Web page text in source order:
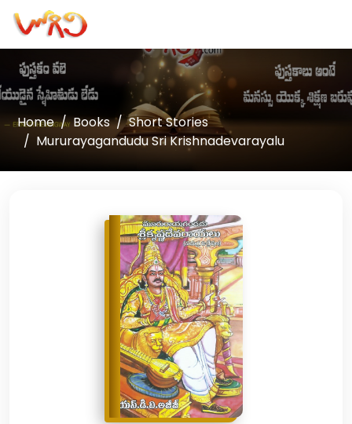
Home Books
Short Stories
Mururayagandudu Sri Krishnadevarayalu